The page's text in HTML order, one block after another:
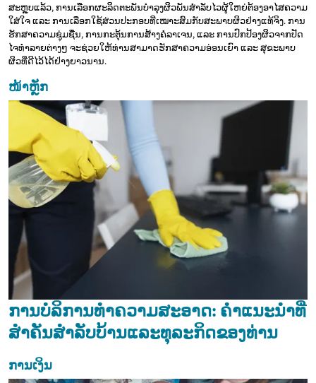
ສະຫຼຸບແລ້ວ, ການເລືອກຜະລິດຕະພັນບຳລຸງຜິວພັນສຳລັບໄວຜູ້ໃຫຍ່ຕ້ອງອາໄສຄວາມ
ໃສ່ໃຈ ແລະ ການເລືອກໃຊ້ສ່ວນປະກອບທີ່ເໝາະສົມກັບສະພາບຜິວຢ່າງແທ້ຈິງ. ການ
ຮັກສາຄວາມຊຸ່ມຊື່ນ, ການກະຕຸ້ນການສ້າງຄໍລາເຈນ, ແລະ ການປົກປ້ອງຜິວຈາກປັດ
ໄຈທຳລາຍຕ່າງໆ ຈະຊ່ວຍໃຫ້ທ່ານສາມາດຮັກສາຄວາມອ່ອນເຍົາ ແລະ ສຸຂະພາບ
ຜິວທີ່ດີໄວ້ໄດ້ຢ່າງຍາວນານ.
ໜ້າຫຼັກ
ການບໍລິການທຳຄວາມສະອາດ: ຄໍາແນະນໍາທີ່
ສໍາຄັນສໍາລັບບ້ານແລະທຸລະກິດຂອງທ່ານ
ການເງິນ